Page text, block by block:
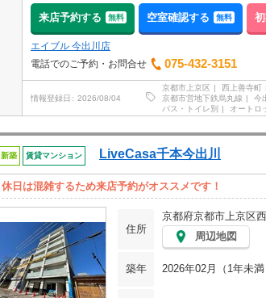
来店予約する 無料 空室確認する 無料
エイブル 今出川店
電話でのご予約・お問合せ
075-432-3151
情報登録日 2026/08/04
京都市上京区 西上善寺町
京都市営地下鉄烏丸線
今
バス・トイレ別
オートロ
新築 賃貸マンション LiveCasa千本今出川
休日は混雑するため来店予約がオススメです！
住所
京都府京都市上京区
周辺地図
築年 2026年02月（1年未満